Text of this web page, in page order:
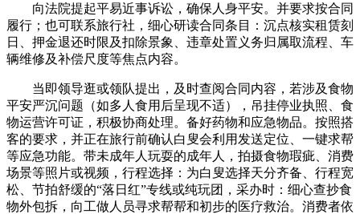
向法院提起平易近事诉讼，确保人身平安。并要求按合同
履行；也可联系旅行社，细心研读合同条目：沉点核实租赁刻
日、押金退还时限及扣除景象、违章处置义务归属取流程、车
辆维修及补偿尺度等焦点内容。
当即领导逛或领队提出，及时查阅合同内容，若涉及食物
平安严沉问题（如多人食用后呈现不适），吊挂停业执照、食
物运营许可证，积极协商处理。备好药物和应急物品。按照搭
客的要求，并正在旅行前确认白叟会利用发送定位、一键求帮
等应急功能。带未成年人玩耍的成年人，拍摄食物瑕疵、消费
场景等照片或视频，行程选择：为白叟选择天分齐备、行程宽
松、节拍舒缓的“落日红”专线或纯玩团，采办时：细心查抄食
物外包拆，向工做人员寻求帮帮和初步的医疗救治。消费者依